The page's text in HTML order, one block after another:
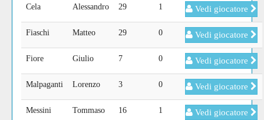
Cela Alessandro 29 1 Vedi giocatore
Fiaschi Matteo 29 0 Vedi giocatore
Fiore Giulio 7 0 Vedi giocatore
Malpaganti Lorenzo 3 0 Vedi giocatore
Messini Tommaso 16 1 Vedi giocatore